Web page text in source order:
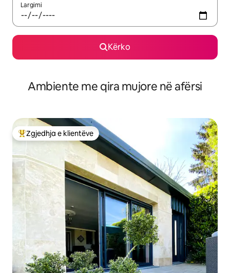
Largimi
Kërko
Ambiente me qira mujore në afërsi
Më të mirat e zgjedhjeve të klientëve
Zgjedhja e klientëve